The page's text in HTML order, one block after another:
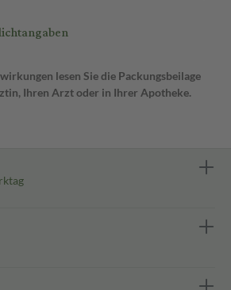
lesen Sie die Packungsbeilage
Ihren Arzt oder in Ihrer Apotheke.